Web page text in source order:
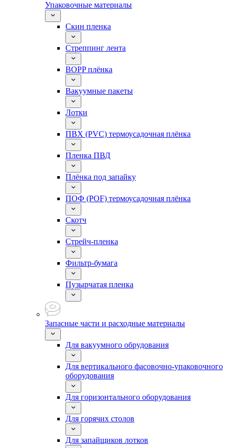
Упаковочные материалы
Скин пленка
Стреппинг лента
BOPP плёнка
Вакуумные пакеты
Лотки
ПВХ (PVC) термоусадочная плёнка
Пленка ПВД
Плёнка под запайку
ПОФ (POF) термоусадочная плёнка
Скотч
Стрейч-пленка
Фильтр-бумага
Пузырчатая пленка
Запасные части и расходные материалы
Для вакуумного обрудования
Для вертикального фасовочно-упаковочного
оборудования
Для горизонтального оборудования
Для горячих столов
Для запайщиков лотков